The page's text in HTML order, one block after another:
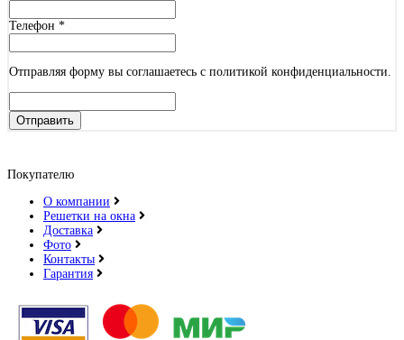
Телефон *
Отправляя форму вы соглашаетесь с политикой конфиденциальности.
Отправить
Покупателю
О компании
Решетки на окна
Доставка
Фото
Контакты
Гарантия